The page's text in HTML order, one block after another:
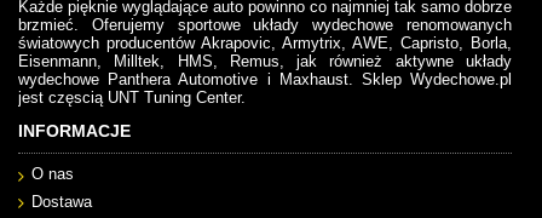
Każde pięknie wyglądające auto powinno co najmniej tak samo dobrze
brzmieć. Oferujemy sportowe układy wydechowe renomowanych
światowych producentów Akrapovic, Armytrix, AWE, Capristo, Borla,
Eisenmann, Milltek, HMS, Remus, jak również aktywne układy
wydechowe Panthera Automotive i Maxhaust. Sklep Wydechowe.pl
jest częscią UNT Tuning Center.
INFORMACJE
O nas
Dostawa